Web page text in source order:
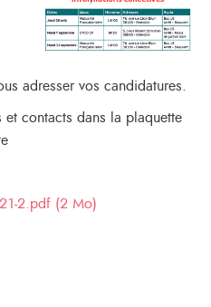
adresser vos candidatures.
et contacts dans la plaquette
2.pdf (2 Mo)